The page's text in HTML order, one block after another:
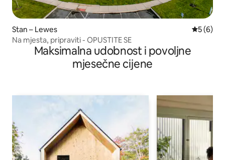
Stan – Lewes
5 (6)
Na mjesta, pripraviti - OPUSTITE SE
Maksimalna udobnost i povoljne
mjesečne cijene